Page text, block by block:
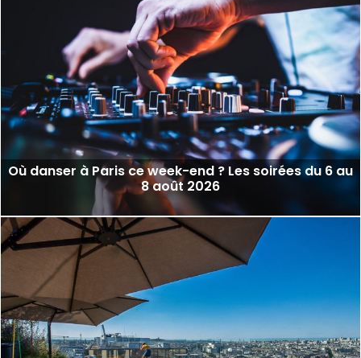
Où danser à Paris ce week-end ? Les soirées du 6 au
8 août 2026